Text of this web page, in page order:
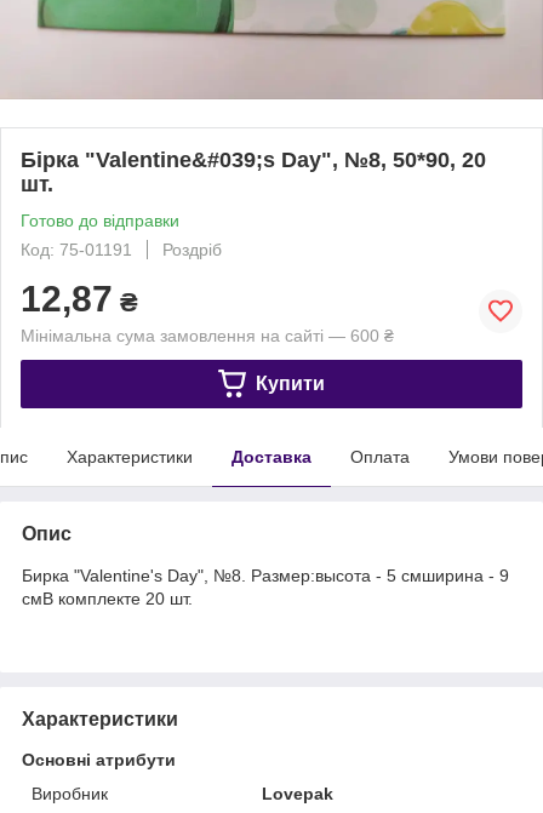
Бірка "Valentine&#039;s Day", №8, 50*90, 20
шт.
Готово до відправки
Код: 75-01191
Роздріб
12,87 ₴
Мінімальна сума замовлення на сайті — 600 ₴
Купити
Характеристики Доставка Оплата Умови
Опис
Бирка "Valentine's Day", №8. Размер:высота - 5 смширина - 9
смВ комплекте 20 шт.
Характеристики
Основні атрибути
Виробник
Lovepak